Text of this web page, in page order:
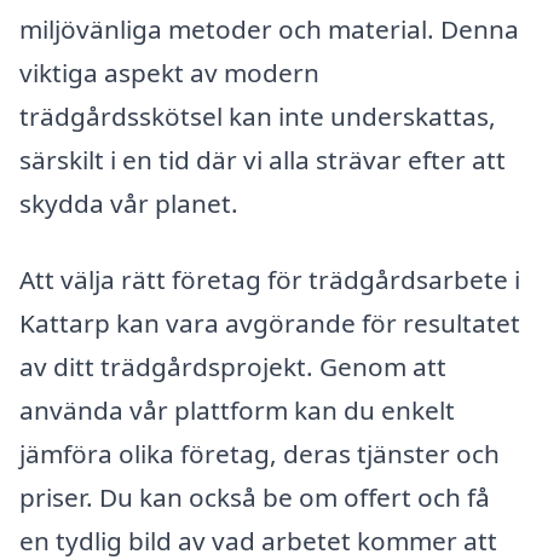
miljövänliga metoder och material. Denna
viktiga aspekt av modern
trädgårdsskötsel kan inte underskattas,
särskilt i en tid där vi alla strävar efter att
skydda vår planet.
Att välja rätt företag för trädgårdsarbete i
Kattarp kan vara avgörande för resultatet
av ditt trädgårdsprojekt. Genom att
använda vår plattform kan du enkelt
jämföra olika företag, deras tjänster och
priser. Du kan också be om offert och få
en tydlig bild av vad arbetet kommer att